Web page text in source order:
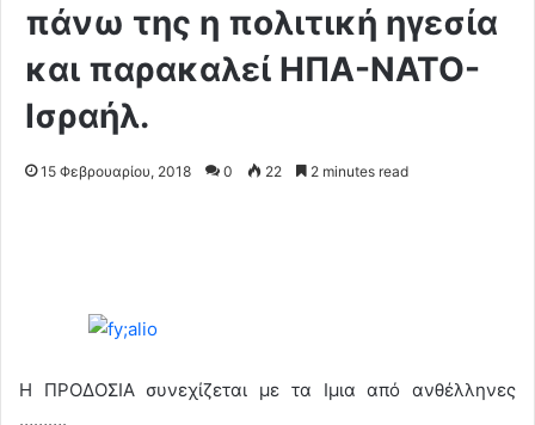
πάνω της η πολιτική ηγεσία
και παρακαλεί ΗΠΑ-ΝΑΤΟ-
Ισραήλ.
15 Φεβρουαρίου, 2018 0 22 2 minutes read
Η ΠΡΟΔΟΣΙΑ συνεχίζεται με τα Ιμια από ανθέλληνες
……….